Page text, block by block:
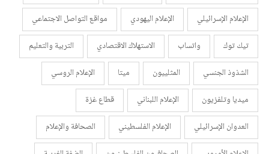
الإعلام الإسرائيلي
الإعلام اليهودي
مواقع التواصل الاجتماعي
تيك توك
واتساب الاستهلاك الاقتصادي
التربية والتعليم
الشذوذ الجنسي
المثلييون ميتا
الإعلام الروسي
ميديا وتلفزيون
الإعلام اللبناني
قطاع غزة
العدوان الإسرائيلي
الإعلام الفلسطيني
الصحافة والإعلام